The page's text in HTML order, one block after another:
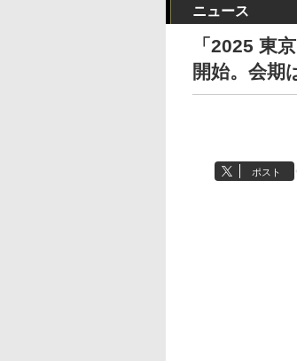
ニュース
「2025 東
開始。会期
ポスト